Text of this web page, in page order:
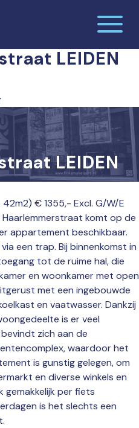
voelt LEIDEN
LEIDEN
€ 1355,- Excl. G/W/E
komt op de
appartement beschikbaar.
een trap. Bij binnenkomst in
tot de ruime hal, die
en woonkamer met open
met een ingebouwde
en vaatwasser. Dankzij
is er veel
zich aan de
waardoor het
is gunstig gelegen, om
en diverse winkels en
per fiets
is het slechts een